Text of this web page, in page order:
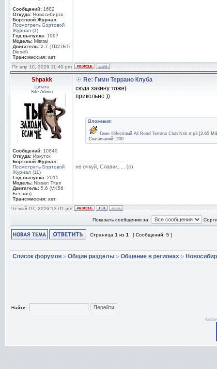
Сообщений: 1682
Откуда: Новосибирск
Бортовой Журнал:
Посмотреть Бортовой
Журнал (1)
Год выпуска: 1997
Модель: Mistral
Двигатель: 2.7 (TD27ETi
Diesel)
Трансмиссия: авт.
Пт апр 10, 2026 11:40 pm
Shpakk
Цитата
Site Admin
Сообщений: 10840
Откуда: Иркутск
Бортовой Журнал:
Посмотреть Бортовой
Журнал (11)
Год выпуска: 2015
Модель: Nissan Titan
Двигатель: 5.6 (VK56
Бензин)
Трансмиссия: авт.
Re: Гимн Террано Клуба
сюда закину тоже)
прикольно ))
Вложения:
Гимн ©Весёлый All Road Terrano Club Nsk.mp3 [2.65
Скачиваний: 200
не очкуй, Славик..... (с)
Чт май 07, 2026 12:01 pm
Показать сообщения за:
Страница 1 из 1 [ Сообщений: 5 ]
Список форумов » Общие разделы » Общение в регионах »
Найти: